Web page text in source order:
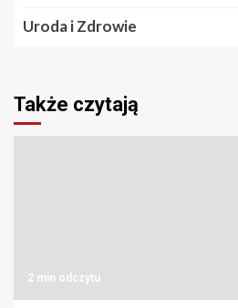
Uroda i Zdrowie
Także czytają
2 min odczytu